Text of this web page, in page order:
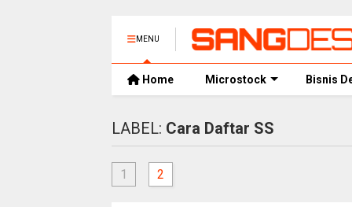
MENU
Home Microstock Bisnis
LABEL: Cara Daftar SS
1 2